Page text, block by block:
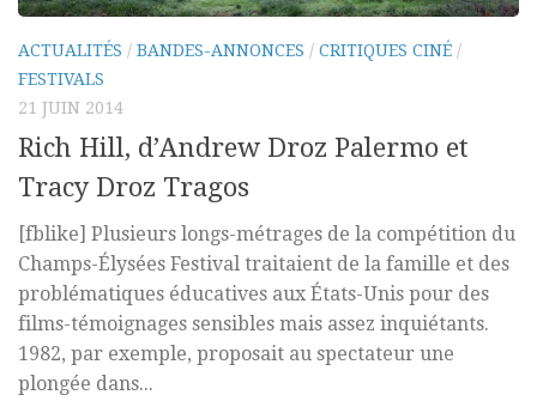
ACTUALITÉS / BANDES-ANNONCES / CRITIQUES CINÉ /
FESTIVALS
21 JUIN 2014
Rich Hill, d’Andrew Droz Palermo et
Tracy Droz Tragos
[fblike] Plusieurs longs-métrages de la compétition du
Champs-Élysées Festival traitaient de la famille et des
problématiques éducatives aux États-Unis pour des
films-témoignages sensibles mais assez inquiétants.
1982, par exemple, proposait au spectateur une
plongée dans...